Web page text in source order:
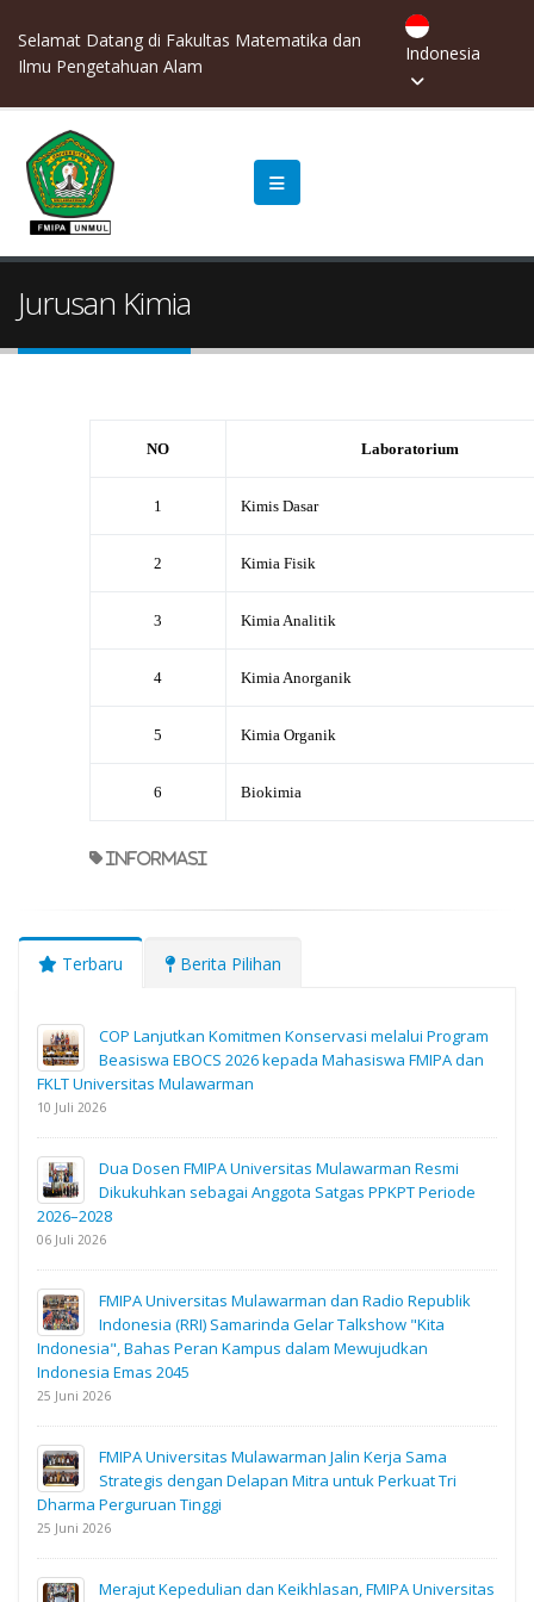
Selamat Datang di Fakultas Matematika dan
Ilmu Pengetahuan Alam
Indonesia
Jurusan Kimia
NO Laboratorium
1 Kimis Dasar
2 Kimia Fisik
3 Kimia Analitik
4 Kimia Anorganik
5 Kimia Organik
6 Biokimia
informasi
Terbaru Berita Pilihan
COP Lanjutkan Komitmen Konservasi melalui Program
Beasiswa EBOCS 2026 kepada Mahasiswa FMIPA dan
FKLT Universitas Mulawarman
10 Juli 2026
Dua Dosen FMIPA Universitas Mulawarman Resmi
Dikukuhkan sebagai Anggota Satgas PPKPT Periode
2026–2028
06 Juli 2026
FMIPA Universitas Mulawarman dan Radio Republik
Indonesia (RRI) Samarinda Gelar Talkshow "Kita
Indonesia", Bahas Peran Kampus dalam Mewujudkan
Indonesia Emas 2045
25 Juni 2026
FMIPA Universitas Mulawarman Jalin Kerja Sama
Strategis dengan Delapan Mitra untuk Perkuat Tri
Dharma Perguruan Tinggi
25 Juni 2026
Merajut Kepedulian dan Keikhlasan, FMIPA Universitas